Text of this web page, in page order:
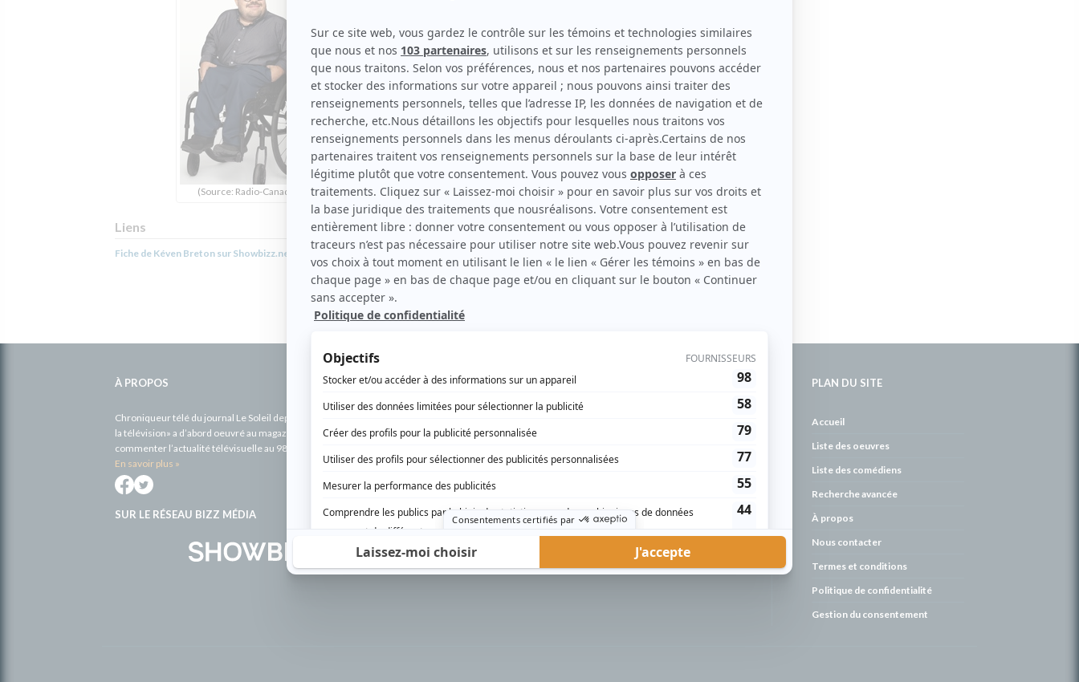
(Source: Radio-Canada)
Liens
Fiche de Kéven Breton sur Showbizz.net
À PROPOS
Chroniqueur télé du journal Le Soleil depuis 2001, Richard Therrien carbure à son petit écran. Celui qu’on surnomme parfois «l’encyclopédie de
la télévision» a d’abord oeuvré au magazine TV Hebdo de 1996 à 2001. Sa spécialité: la télé québécoise. On peut l’entendre régulièrement
commenter l’actualité télévisuelle au 98,5.
En savoir plus »
SUR LE RÉSEAU BIZZ MÉDIA
PLAN DU SITE
Accueil
Liste des oeuvres
Liste des comédiens
Recherche avancée
À propos
Nous contacter
Termes et conditions
Politique de confidentialité
Gestion du consentement